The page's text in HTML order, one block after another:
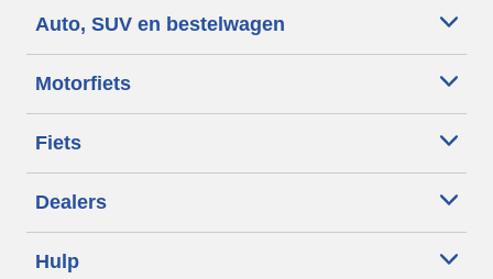
Auto, SUV en bestelwagen
Motorfiets
Fiets
Dealers
Hulp